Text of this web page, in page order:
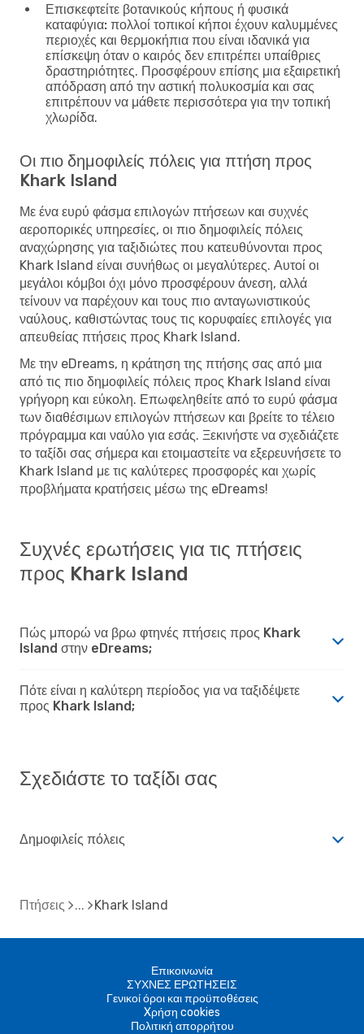
Επισκεφτείτε βοτανικούς κήπους ή φυσικά
καταφύγια: πολλοί τοπικοί κήποι έχουν καλυμμένες
περιοχές και θερμοκήπια που είναι ιδανικά για
επίσκεψη όταν ο καιρός δεν επιτρέπει υπαίθριες
δραστηριότητες. Προσφέρουν επίσης μια εξαιρετική
απόδραση από την αστική πολυκοσμία και σας
επιτρέπουν να μάθετε περισσότερα για την τοπική
χλωρίδα.
Οι πιο δημοφιλείς πόλεις για πτήση προς
Khark Island
Με ένα ευρύ φάσμα επιλογών πτήσεων και συχνές
αεροπορικές υπηρεσίες, οι πιο δημοφιλείς πόλεις
αναχώρησης για ταξιδιώτες που κατευθύνονται προς
Khark Island είναι συνήθως οι μεγαλύτερες. Αυτοί οι
μεγάλοι κόμβοι όχι μόνο προσφέρουν άνεση, αλλά
τείνουν να παρέχουν και τους πιο ανταγωνιστικούς
ναύλους, καθιστώντας τους τις κορυφαίες επιλογές για
απευθείας πτήσεις προς Khark Island.
Με την eDreams, η κράτηση της πτήσης σας από μια
από τις πιο δημοφιλείς πόλεις προς Khark Island είναι
γρήγορη και εύκολη. Επωφεληθείτε από το ευρύ φάσμα
των διαθέσιμων επιλογών πτήσεων και βρείτε το τέλειο
πρόγραμμα και ναύλο για εσάς. Ξεκινήστε να σχεδιάζετε
το ταξίδι σας σήμερα και ετοιμαστείτε να εξερευνήσετε το
Khark Island με τις καλύτερες προσφορές και χωρίς
προβλήματα κρατήσεις μέσω της eDreams!
Συχνές ερωτήσεις για τις πτήσεις
προς Khark Island
Πώς μπορώ να βρω φτηνές πτήσεις προς Khark
Island στην eDreams;
Πότε είναι η καλύτερη περίοδος για να ταξιδέψετε
προς Khark Island;
Σχεδιάστε το ταξίδι σας
Δημοφιλείς πόλεις
Πτήσεις Khark Island
Επικοινωνία
ΣΥΧΝΕΣ ΕΡΩΤΗΣΕΙΣ
Γενικοί όροι και προϋποθέσεις
Xρήση cookies
Πολιτική απορρήτου